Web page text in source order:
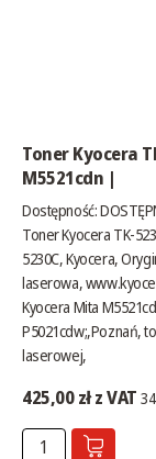
Toner Kyocera
M5521cdn |
Dostępność:
Toner Kyocera TK-
5230C, Kyocera,
laserowa,
Kyocera Mita
P5021cdw;,Poznań,
laserowej,
425,00 zł z VAT